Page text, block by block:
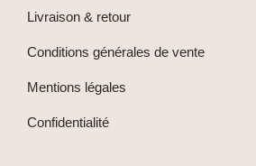
Livraison & retour
Conditions générales de vente
Mentions légales
Confidentialité